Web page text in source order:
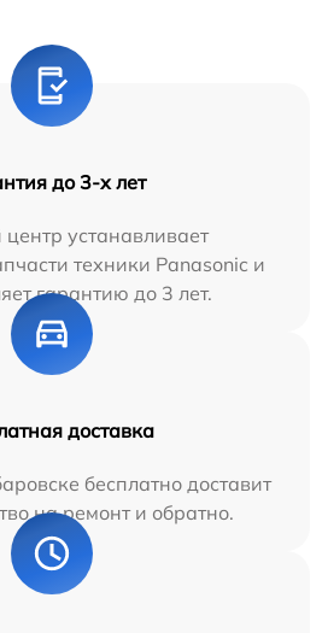
до 3-х лет
устанавливает
техники Panasonic и
гарантию до 3 лет.
доставка
бесплатно доставит
на ремонт и обратно.